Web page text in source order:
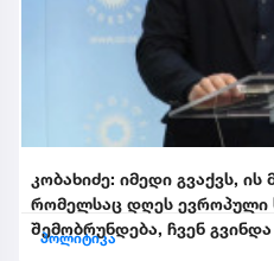
კობახიძე: იმედი გვაქვს, ის
რომელსაც დღეს ევროპული
შემობრუნდება, ჩვენ
პოლიტიკა